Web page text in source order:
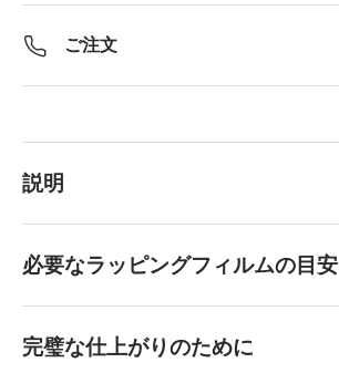
ご注文
説明
必要なラッピングフィルムの目安
完璧な仕上がりのために